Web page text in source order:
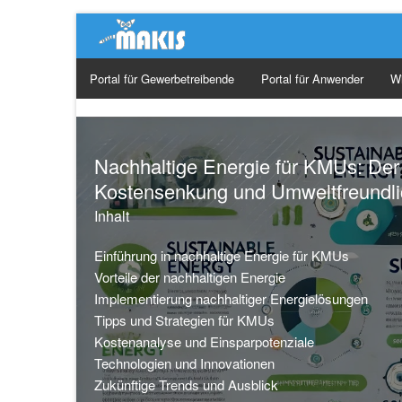
Portal für Gewerbetreibende Portal für Anwender
Nachhaltige Energie für KMUs:
Kostensenkung und
Inhalt
Einführung in nachhaltige Energie für KMUs
Vorteile der nachhaltigen Energie
Implementierung nachhaltiger Energielösungen
Tipps und Strategien für KMUs
Kostenanalyse und Einsparpotenziale
Technologien und Innovationen
Zukünftige Trends und Ausblick